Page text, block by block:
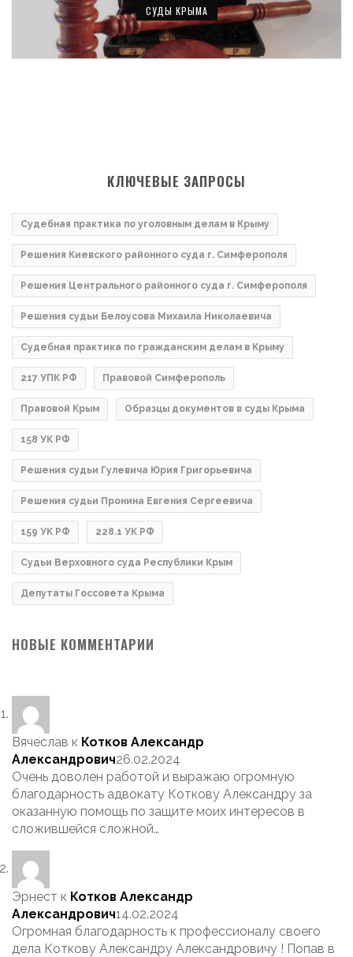
СУДЫ КРЫМА
КЛЮЧЕВЫЕ ЗАПРОСЫ
Судебная практика по уголовным делам в Крыму
Решения Киевского районного суда г. Симферополя
Решения Центрального районного суда г. Симферополя
Решения судьи Белоусова Михаила Николаевича
Судебная практика по гражданским делам в Крыму
217 УПК РФ Правовой Симферополь
Правовой Крым Образцы документов в суды Крыма
158 УК РФ
Решения судьи Гулевича Юрия Григорьевича
Решения судьи Пронина Евгения Сергеевича
159 УК РФ 228.1 УК РФ
Судьи Верховного суда Республики Крым
Депутаты Госсовета Крыма
НОВЫЕ КОММЕНТАРИИ
Вячеслав к Котков Александр
Александрович26.02.2024
Очень доволен работой и выражаю огромную
благодарность адвокату Коткову Александру за
оказанную помощь по защите моих интересов в
сложившейся сложной…
Эрнест к Котков Александр
Александрович14.02.2024
Огромная благодарность к профессионалу своего
дела Коткову Александру Александровичу ! Попав в